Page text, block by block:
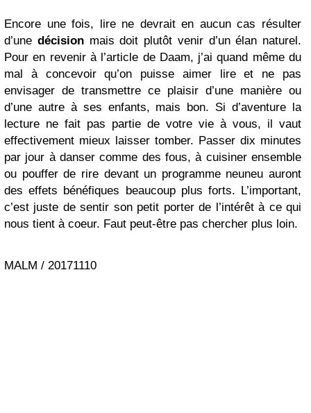
Encore une fois, lire ne devrait en aucun cas résulter
d’une décisionmais doit plutôt venir d’un élan naturel.
Pour en revenir à l’article de Daam, j’ai quand même du
mal à concevoir qu’on puisse aimer lire et ne pas
envisager de transmettre ce plaisir d’une manière ou
d’une autre à ses enfants, mais bon. Si d’aventure la
lecture ne fait pas partie de votre vie à vous, il vaut
effectivement mieux laisser tomber. Passer dix minutes
par jour à danser comme des fous, à cuisiner ensemble
ou pouffer de rire devant un programme neuneu auront
des effets bénéfiques beaucoup plus forts. L’important,
c’est juste de sentir son petit porter de l’intérêt à ce qui
nous tient à coeur. Faut peut-être pas chercher plus loin.
MALM / 20171110